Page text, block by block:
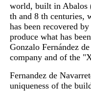
world, built in Abalos
th and 8 th centuries,
has been recovered
produce what has
Gonzalo Fernández
company and of the
Fernandez de
uniqueness of the